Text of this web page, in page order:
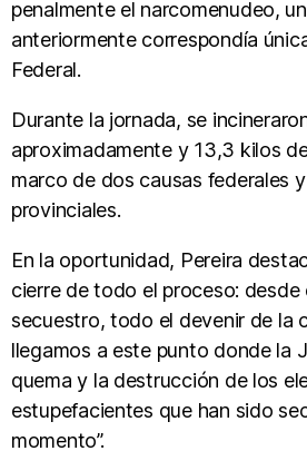
penalmente el narcomenudeo,
anteriormente correspondía
Federal.
Durante la jornada, se
aproximadamente y 13,3 kilos
marco de dos causas federales
provinciales.
En la oportunidad, Pereira
cierre de todo el proceso: desde
secuestro, todo el devenir de la
llegamos a este punto donde la
quema y la destrucción de los
estupefacientes que han sido
momento”.